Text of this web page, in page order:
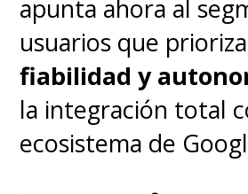
apunta ahora al
usuarios que
fiabilidad y
la integración total
ecosistema de